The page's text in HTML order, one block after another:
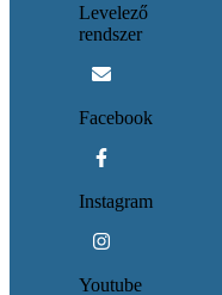
Levelező
rendszer
Facebook
Instagram
Youtube